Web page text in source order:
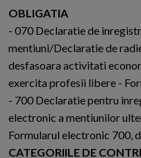
OBLIGATIA
- 070 Declaratie de
mentiuni/Declaratie de
desfasoara activitati
exercita profesii libere -
- 700 Declaratie pentru
electronic a mentiunilor
Formularul electronic 700,
CATEGORIILE DE